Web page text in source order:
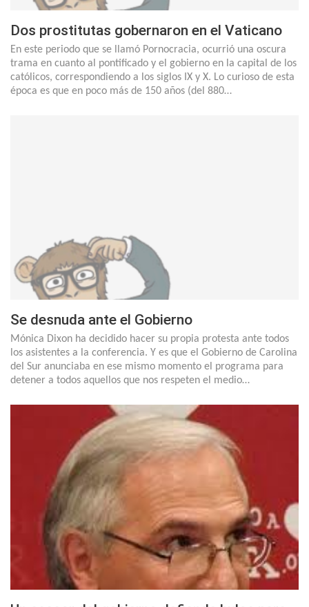
Dos prostitutas gobernaron en el Vaticano
En este periodo que se llamó Pornocracia, ocurrió una oscura
trama en cuanto al pontificado y el gobierno en la capital de los
católicos, correspondiendo a los siglos IX y X. Lo curioso de esta
época es que en poco más de 150 años (del 880…
Se desnuda ante el Gobierno
Mónica Dixon ha decidido hacer su propia protesta ante todos
los asistentes a la conferencia. Y es que el Gobierno de Carolina
del Sur anunciaba en ese mismo momento el programa para
detener a todos aquellos que nos respeten el medio…